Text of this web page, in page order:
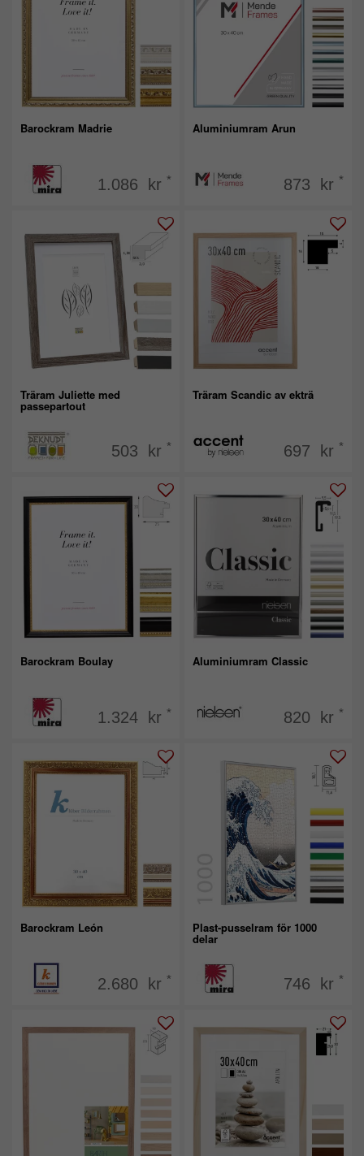
Barockram Madrie
1.086 kr *
Aluminiumram Arun
873 kr *
Träram Juliette med
passepartout
503 kr *
Träram Scandic av ekträ
697 kr *
Barockram Boulay
1.324 kr *
Aluminiumram Classic
820 kr *
Barockram León
2.680 kr *
Plast-pusselram för 1000
delar
746 kr *